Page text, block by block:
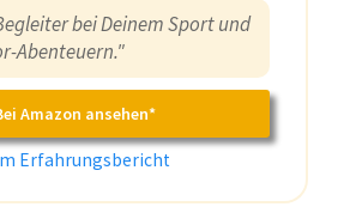
bei Deinem Sport und
Abenteuern."
Amazon ansehen*
Erfahrungsbericht